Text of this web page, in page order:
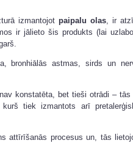
izmantojot paipalu olas, ir
ir jālieto šis produkts (lai
bronhiālās astmas, sirds un
konstatēta, bet tieši otrādi – tās
tiek izmantots arī
attīrīšanās procesus un, tās